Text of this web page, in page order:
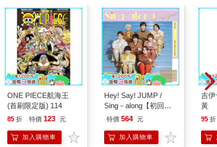
ONE PIECE航海王
(首刷限定版) 114
85 折 特價 123 元
加入購物車
Hey! Say! JUMP /
Sing－along【初回版
1】CD＋DVD
特價 564 元
加入購物車
吉
黃
95 折